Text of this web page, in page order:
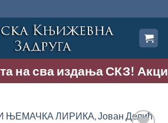
на сва издања СКЗ!